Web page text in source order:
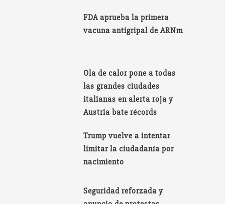
FDA aprueba la primera
vacuna antigripal de ARNm
Ola de calor pone a todas
las grandes ciudades
italianas en alerta roja y
Austria bate récords
Trump vuelve a intentar
limitar la ciudadanía por
nacimiento
Seguridad reforzada y